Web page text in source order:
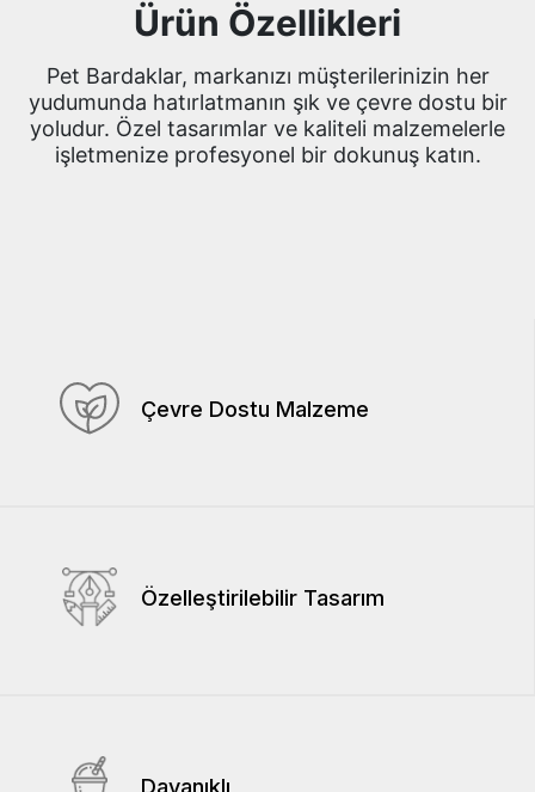
Ürün Özellikleri
Pet Bardaklar, markanızı müşterilerinizin her
yudumunda hatırlatmanın şık ve çevre dostu bir
yoludur. Özel tasarımlar ve kaliteli malzemelerle
işletmenize profesyonel bir dokunuş katın.
Çevre Dostu Malzeme
Özelleştirilebilir Tasarım
Dayanıklı